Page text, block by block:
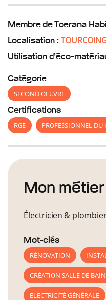
Membre de Toerana
Localisation : TOURCOING
Utilisation d’éco-
Catégorie
SECOND OEUVRE
Certifications
RGE
PROFESSIONNEL DU
Mon métier
Électricien & plombier
Mot-clés
RÉNOVATION
CRÉATION SALLE DE BAIN
ELECTRICITÉ GÉNÉRALE